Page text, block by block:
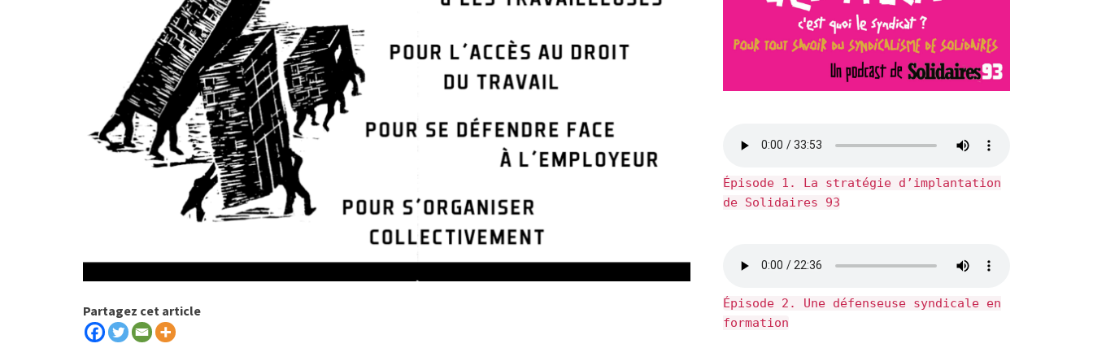
Partagez cet article
Épisode 1. La stratégie d’implantation
de Solidaires 93
Épisode 2. Une défenseuse syndicale en
formation